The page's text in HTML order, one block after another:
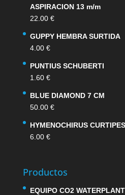
ASPIRACION 13 m/m
22.00 €
GUPPY HEMBRA SURTIDA
4.00 €
PUNTIUS SCHUBERTI
1.60 €
BLUE DIAMOND 7 CM
50.00 €
HYMENOCHIRUS
6.00 €
Productos
EQUIPO CO2